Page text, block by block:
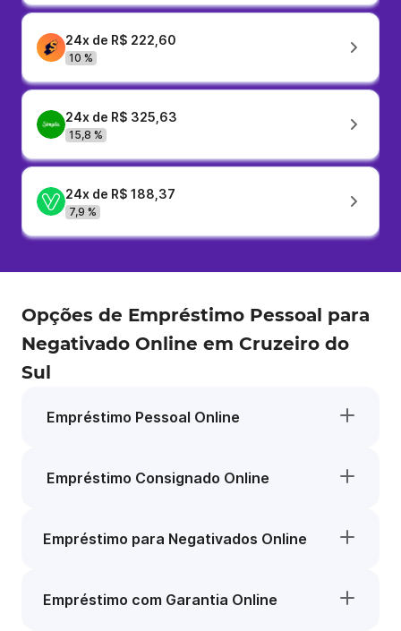
24x de R$ 222,60
10 %
24x de R$ 325,63
15,8 %
24x de R$ 188,37
7,9 %
Opções de Empréstimo Pessoal para
Negativado Online em Cruzeiro do
Sul
Empréstimo Pessoal Online
Empréstimo Consignado Online
Empréstimo para Negativados Online
Empréstimo com Garantia Online